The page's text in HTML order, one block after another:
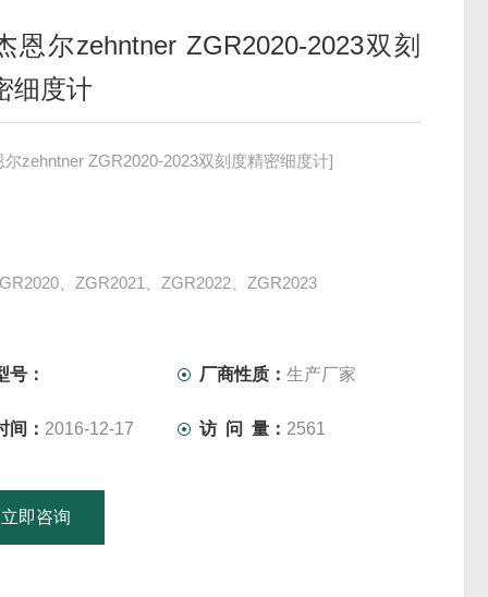
恩尔zehntner ZGR2020-2023双刻
细度计
zehntner ZGR2020-2023双刻度精密细度计]
、ZGR2021、ZGR2022、ZGR2023
号： 厂商性质：生产厂家
间： 2016-12-17 访 问 量： 2561
立即咨询